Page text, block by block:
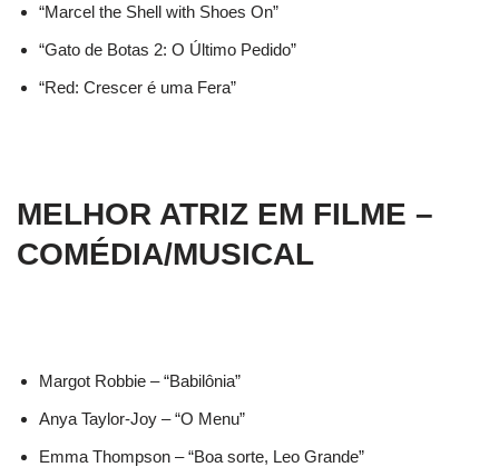
“Marcel the Shell with Shoes On”
“Gato de Botas 2: O Último Pedido”
“Red: Crescer é uma Fera”
MELHOR ATRIZ EM FILME –
COMÉDIA/MUSICAL
Margot Robbie – “Babilônia”
Anya Taylor-Joy – “O Menu”
Emma Thompson – “Boa sorte, Leo Grande”